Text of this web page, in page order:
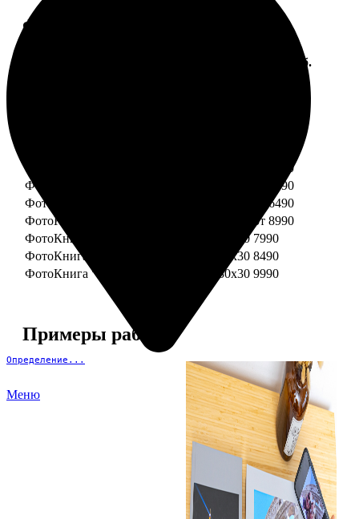
Определение...
Меню
Форматы и цены
Цена, руб.
ФотоКнига "Премиум" 20x30
от 4990
ФотоКнига "Премиум" 25x25
от 5990
ФотоКнига "Премиум" 30x30
от 6490
ФотоКнига "Премиум" 30x45
от 8990
ФотоКнига "Премиум" Свадебная 20x20 7990
ФотоКнига "Премиум" Свадебная 20x30 8490
ФотоКнига "Премиум" Свадебная 30x30 9990
Примеры работ